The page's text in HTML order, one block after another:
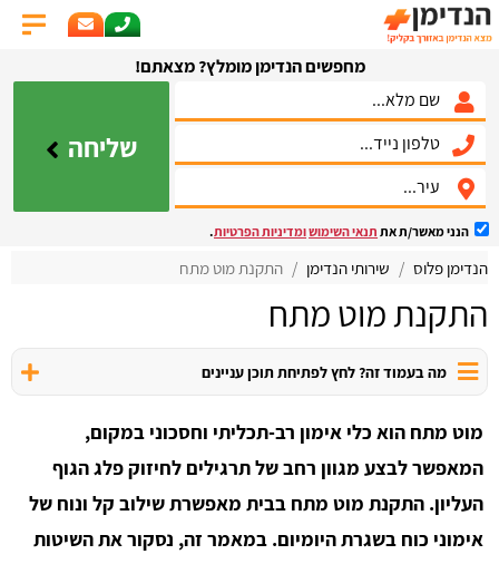
מחפשים הנדימן מומלץ? מצאתם!
שליחה
הנני מאשר/ת את תנאי השימושומדיניות הפרטיות.
הנדימן פלוס שירותי הנדימן התקנת מוט מתח
התקנת מוט מתח
מה בעמוד זה? לחץ לפתיחת תוכן עניינים
מוט מתח הוא כלי אימון רב-תכליתי וחסכוני במקום,
המאפשר לבצע מגוון רחב של תרגילים לחיזוק פלג הגוף
העליון. התקנת מוט מתח בבית מאפשרת שילוב קל ונוח של
אימוני כוח בשגרת היומיום. במאמר זה, נסקור את השיטות